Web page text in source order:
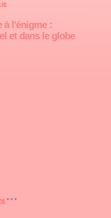
je
à l'énigme :
et dans le globe
* * *